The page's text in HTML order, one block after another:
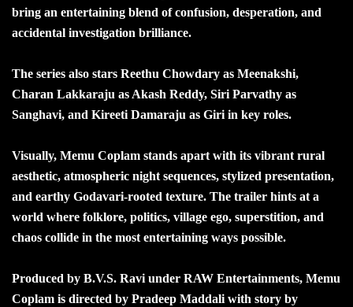
bring an entertaining blend of confusion, desperation, and
accidental investigation brilliance.
The series also stars Reethu Chowdary as Meenakshi,
Charan Lakkaraju as Akash Reddy, Siri Parvathy as
Sanghavi, and Kireeti Damaraju as Giri in key roles.
Visually, Memu Coplam stands apart with its vibrant rural
aesthetic, atmospheric night sequences, stylized presentation,
and earthy Godavari-rooted texture. The trailer hints at a
world where folklore, politics, village ego, superstition, and
chaos collide in the most entertaining ways possible.
Produced by B.V.S. Ravi under RAW Entertainments, Memu
Coplam is directed by Pradeep Maddali with story by